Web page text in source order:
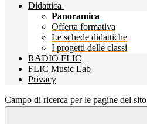
Didattica
Panoramica
Offerta formativa
Le schede didattiche
I progetti delle classi
RADIO FLIC
FLIC Music Lab
Privacy
Campo di ricerca per le pagine del sito